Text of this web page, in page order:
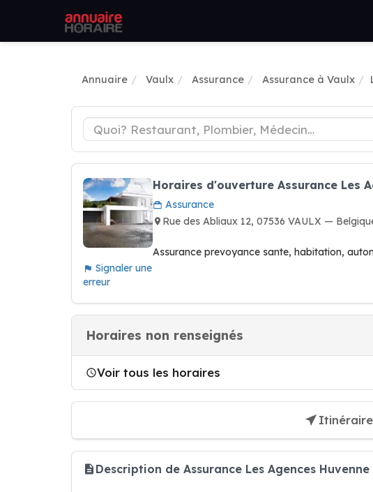
Annuaire Vaulx Assurance Assurance à Vaulx
Signaler une
erreur
Horaires d'ouverture Assurance Les
Assurance
Rue des Abliaux 12, 07536 VAULX —
Assurance prevoyance sante, habitation,
Horaires non renseignés
Voir tous les horaires
Itinéraire
Description de Assurance Les Agences Huvenne